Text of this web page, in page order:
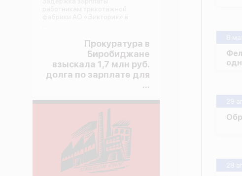
Прокуратура в
Биробиджане
взыскала 1,7 млн руб.
долга по зарплате для
...
28
29
8